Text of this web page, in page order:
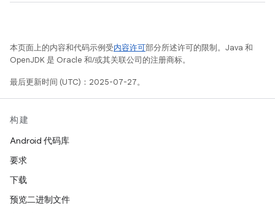
本页面上的内容和代码示例受内容许可部分所述许可的限制。Java 和
OpenJDK 是 Oracle 和/或其关联公司的注册商标。
最后更新时间 (UTC)：2025-07-27。
构建
Android 代码库
要求
下载
预览二进制文件